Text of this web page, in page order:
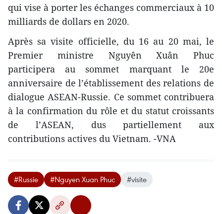
qui vise à porter ​les échanges commerciaux à 10
milliards de dollars en 2020.
Après sa visite officielle, du 16 au 20 mai, le
Premier ministre Nguyên Xuân Phuc
participera au sommet marquant le 20e
anniversaire de l’établissement des relations de
dialogue ASEAN-Russie. Ce sommet contribuera
à la confirmation du rôle et du statut croissants
de l’ASEAN, dus partiellement aux
contributions actives du Vietnam. -VNA
#Russie #Nguyen Xuan Phuc #visite